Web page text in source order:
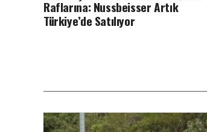
Raflarına: Nussbeisser Artık
Türkiye’de Satılıyor